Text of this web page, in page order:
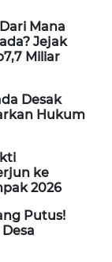
Mana
Jejak
Miliar
Desak
Hukum
ke
2026
Putus!